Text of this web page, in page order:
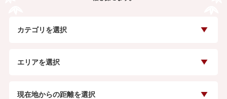
カテゴリを選択
エリアを選択
現在地からの距離を選択